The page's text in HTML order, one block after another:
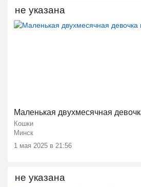
Маленькая двухмесячная
Кошки
Минск
1 мая 2025 в 21:56
не указана
не указана